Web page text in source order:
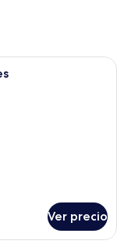
lavamanos, espejo,
Ver precio